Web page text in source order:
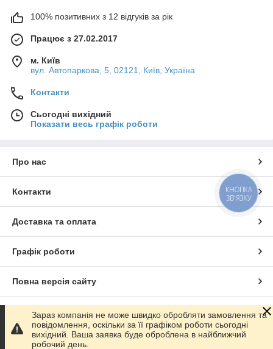
100% позитивних з 12 відгуків за рік
Працює з 27.02.2017
м. Київ
вул. Автопаркова, 5, 02121, Київ, Україна
Контакти
Сьогодні вихідний
Показати весь графік роботи
Про нас
Контакти
Доставка та оплата
Графік роботи
Повна версія сайту
Сайт створено на маркетплейсі Prom.ua
Політика конфіденційності
Зараз компанія не може швидко обробляти замовлення та
повідомлення, оскільки за її графіком роботи сьогодні
вихідний. Ваша заявка буде оброблена в найближчий
робочий день.
КНОПКА
ЗВ'ЯЗКУ